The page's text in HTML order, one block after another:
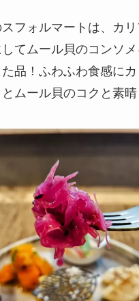
フォルマートは、カ
てムール貝のコンソ
品！ふわふわ食感に
ムール貝のコクと素晴